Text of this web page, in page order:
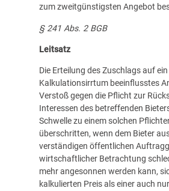
zum zweitgünstigsten Angebot
§ 241 Abs. 2 BGB
Leitsatz
Die Erteilung des Zuschlags auf
Kalkulationsirrtum beeinflusstes
Verstoß gegen die Pflicht zur
Interessen des betreffenden
Schwelle zu einem solchen
überschritten, wenn dem Bieter
verständigen öffentlichen
wirtschaftlicher Betrachtung
mehr angesonnen werden kann,
kalkulierten Preis als einer auch